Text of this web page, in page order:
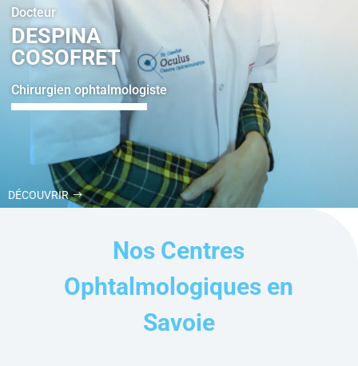
Docteur
DESPINA
COSOFRET
Chirurgien ophtalmologiste
DÉCOUVRIR
Nos Centres
Ophtalmologiques en
Savoie